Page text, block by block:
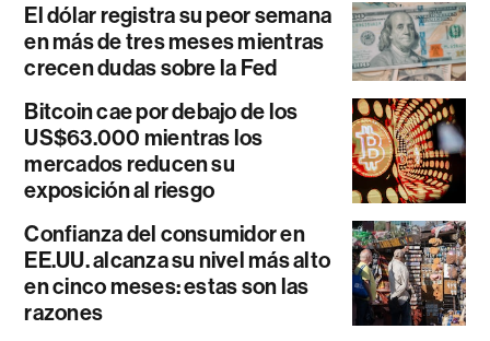
El dólar registra su peor semana
en más de tres meses mientras
crecen dudas sobre la Fed
Bitcoin cae por debajo de los
US$63.000 mientras los
mercados reducen su
exposición al riesgo
Confianza del consumidor en
EE.UU. alcanza su nivel más alto
en cinco meses: estas son las
razones